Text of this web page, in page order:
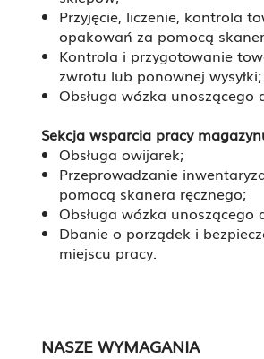
Przyjęcie, liczenie, kontrola
opakowań za pomocą
Kontrola i przygotowanie
zwrotu lub ponownej wysyłki;
Obsługa wózka unoszącego
Sekcja wsparcia pracy
Obsługa owijarek;
Przeprowadzanie
pomocą skanera ręcznego;
Obsługa wózka unoszącego
Dbanie o porządek i
miejscu pracy.
NASZE WYMAGANIA